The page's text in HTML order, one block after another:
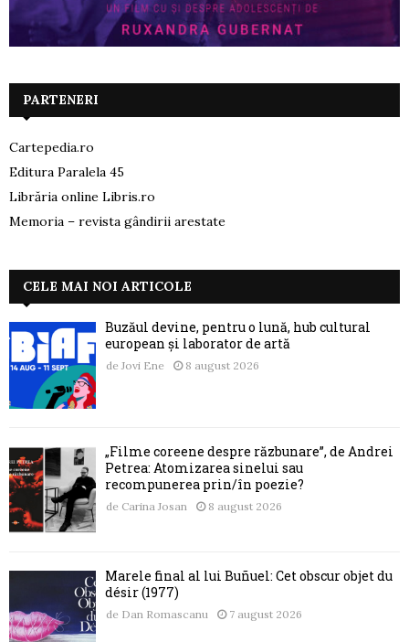
PARTENERI
Cartepedia.ro
Editura Paralela 45
Librăria online Libris.ro
Memoria – revista gândirii arestate
CELE MAI NOI ARTICOLE
Buzăul devine, pentru o lună, hub cultural
european și laborator de artă
de Jovi Ene 8 august 2026
„Filme coreene despre răzbunare”, de Andrei
Petrea: Atomizarea sinelui sau
recompunerea prin/în poezie?
de Carina Josan 8 august 2026
Marele final al lui Buñuel: Cet obscur objet du
désir (1977)
de Dan Romascanu 7 august 2026